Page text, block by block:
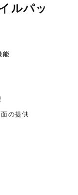
ルパッ
能
の提供